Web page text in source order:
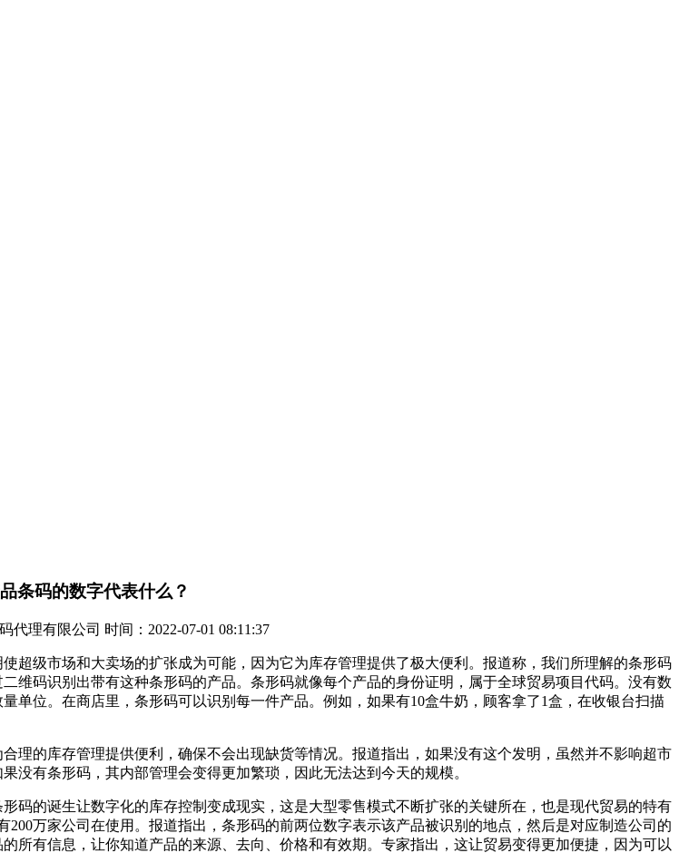
条码的数字代表什么？
代理有限公司 时间：2022-07-01 08:11:37
超级市场和大卖场的扩张成为可能，因为它为库存管理提供了极大便利。报道称，我们所理解的条形码
维码识别出带有这种条形码的产品。条形码就像每个产品的身份证明，属于全球贸易项目代码。没有数
单位。在商店里，条形码可以识别每一件产品。例如，如果有10盒牛奶，顾客拿了1盒，在收银台扫描
理的库存管理提供便利，确保不会出现缺货等情况。报道指出，如果没有这个发明，虽然并不影响超市
有条形码，其内部管理会变得更加繁琐，因此无法达到今天的规模。
码的诞生让数字化的库存控制变成现实，这是大型零售模式不断扩张的关键所在，也是现代贸易的特有
万家公司在使用。报道指出，条形码的前两位数字表示该产品被识别的地点，然后是对应制造公司的
所有信息，让你知道产品的来源、去向、价格和有效期。专家指出，这让贸易变得更加便捷，因为可以